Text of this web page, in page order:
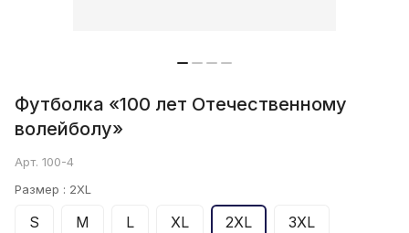
Футболка «100 лет Отечественному
волейболу»
Арт. 100-4
Размер : 2XL
S M L XL 2XL 3XL